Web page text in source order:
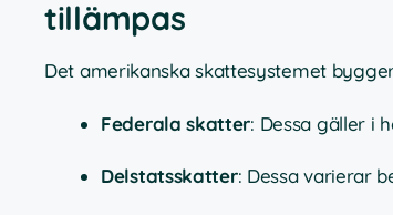
tillämpas
Det amerikanska skattesystemet
Federala skatter: Dessa gäller i
Delstatsskatter: Dessa varierar